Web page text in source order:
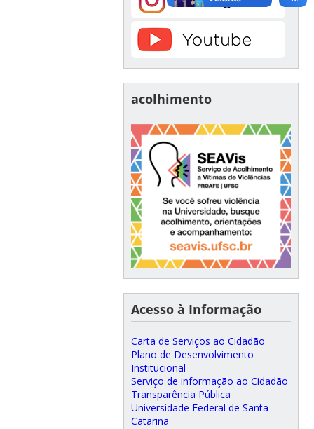
acolhimento
Acesso à Informação
Carta de Serviços ao Cidadão
Plano de Desenvolvimento
Institucional
Serviço de informação ao Cidadão
Transparência Pública
Universidade Federal de Santa
Catarina